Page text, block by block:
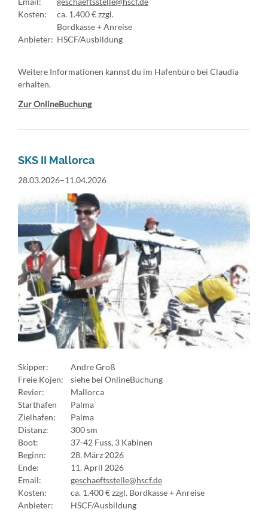
Kosten:
ca. 1.400 € zzgl.
Bordkasse + Anreise
Anbieter: HSCF/Ausbildung
Weitere Informationen kannst du im Hafenbüro bei Claudia
erhalten.
Zur OnlineBuchung
SKS II Mallorca
28.03.2026–11.04.2026
Skipper:
Andre Groß
Freie Kojen: siehe bei OnlineBuchung
Revier:
Mallorca
Starthafen
Palma
Zielhafen:
Palma
Distanz:
300 sm
Boot:
37-42 Fuss, 3 Kabinen
Beginn:
28. März 2026
Ende:
11. April 2026
Email:
geschaeftsstelle@hscf.de
Kosten:
ca. 1.400 € zzgl. Bordkasse + Anreise
Anbieter:
HSCF/Ausbildung